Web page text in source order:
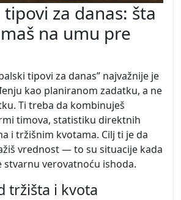
za danas: šta
na umu pre
tipovi za danas” najvažnije je
kao planiranom zadatku, a ne
Ti treba da kombinuješ
timova, statistiku direktnih
i tržišnim kvotama. Cilj ti je da
vrednost — to su situacije kada
stvarnu verovatnoću ishoda.
tržišta i kvota